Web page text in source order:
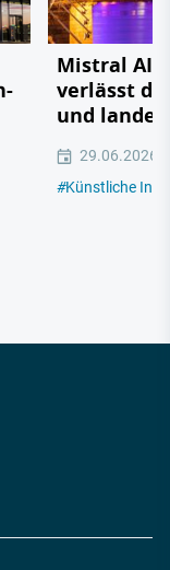
Mistral AI:
verlässt
und landet
29.06.2026
#Künstliche